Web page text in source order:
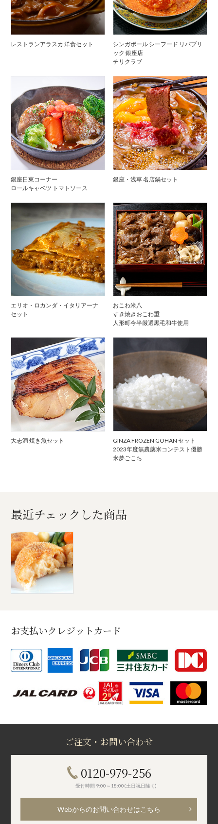
レストランアラスカ 洋食セット
シンガポール シーフード リパブリ
ック 銀座店
チリクラブ
銀座日東コーナー
ロールキャベツ トマトソース
銀座・浅草 名店鍋セット
エリオ・ロカンダ・イタリアーナ
セット
おこわ米八
すき焼きおこわ重
人形町今半厳選黒毛和牛使用
大志満 焼き魚セット
GINZA FROZEN GOHAN セット
2023年度無農薬米コンテスト優勝
米夢ごこち
最近チェックした商品
お支払いクレジットカード
ご注文・お問い合わせ
0120-979-256
受付時間 9:00～18:00(土日祝日除く)
Webからのお問い合わせはこちら